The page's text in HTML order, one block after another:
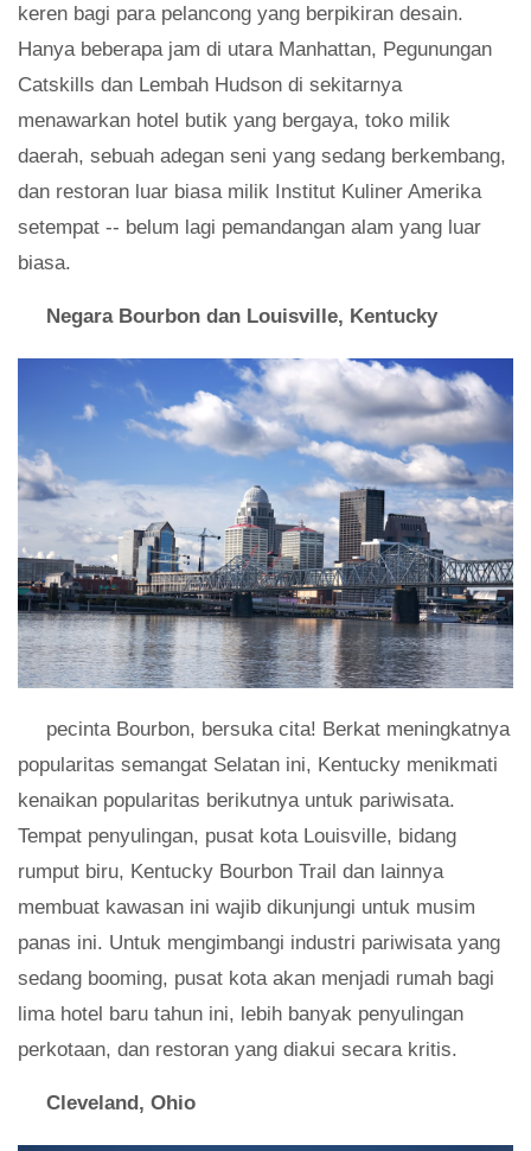
keren bagi para pelancong yang berpikiran desain.
Hanya beberapa jam di utara Manhattan, Pegunungan
Catskills dan Lembah Hudson di sekitarnya
menawarkan hotel butik yang bergaya, toko milik
daerah, sebuah adegan seni yang sedang berkembang,
dan restoran luar biasa milik Institut Kuliner Amerika
setempat -- belum lagi pemandangan alam yang luar
biasa.
Negara Bourbon dan Louisville, Kentucky
pecinta Bourbon, bersuka cita! Berkat meningkatnya
popularitas semangat Selatan ini, Kentucky menikmati
kenaikan popularitas berikutnya untuk pariwisata.
Tempat penyulingan, pusat kota Louisville, bidang
rumput biru, Kentucky Bourbon Trail dan lainnya
membuat kawasan ini wajib dikunjungi untuk musim
panas ini. Untuk mengimbangi industri pariwisata yang
sedang booming, pusat kota akan menjadi rumah bagi
lima hotel baru tahun ini, lebih banyak penyulingan
perkotaan, dan restoran yang diakui secara kritis.
Cleveland, Ohio